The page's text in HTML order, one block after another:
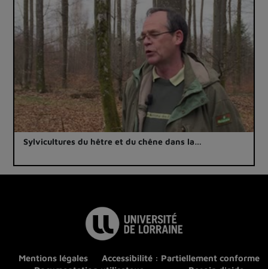
Sylvicultures du hêtre et du chêne dans la…
Mentions légales
Accessibilité : Partiellement conforme